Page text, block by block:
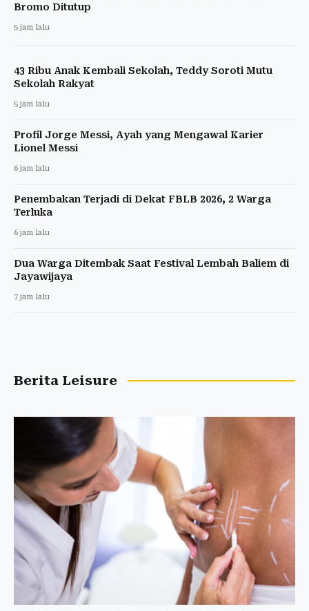
Bromo Ditutup
5 jam lalu
43 Ribu Anak Kembali Sekolah, Teddy Soroti Mutu
Sekolah Rakyat
5 jam lalu
Profil Jorge Messi, Ayah yang Mengawal Karier
Lionel Messi
6 jam lalu
Penembakan Terjadi di Dekat FBLB 2026, 2 Warga
Terluka
6 jam lalu
Dua Warga Ditembak Saat Festival Lembah Baliem di
Jayawijaya
7 jam lalu
Berita Leisure